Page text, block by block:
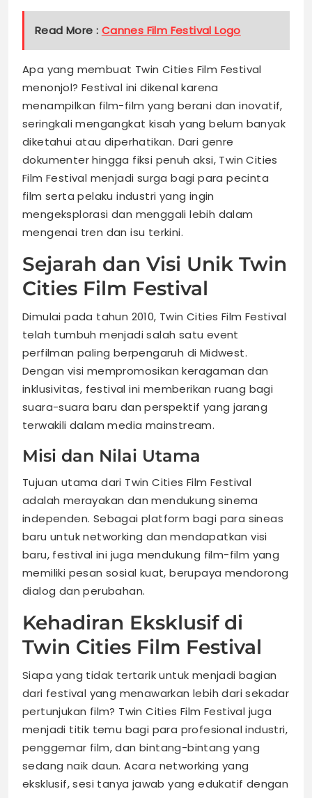
Read More : Cannes Film Festival Logo
Apa yang membuat Twin Cities Film Festival
menonjol? Festival ini dikenal karena
menampilkan film-film yang berani dan inovatif,
seringkali mengangkat kisah yang belum banyak
diketahui atau diperhatikan. Dari genre
dokumenter hingga fiksi penuh aksi, Twin Cities
Film Festival menjadi surga bagi para pecinta
film serta pelaku industri yang ingin
mengeksplorasi dan menggali lebih dalam
mengenai tren dan isu terkini.
Sejarah dan Visi Unik Twin
Cities Film Festival
Dimulai pada tahun 2010, Twin Cities Film Festival
telah tumbuh menjadi salah satu event
perfilman paling berpengaruh di Midwest.
Dengan visi mempromosikan keragaman dan
inklusivitas, festival ini memberikan ruang bagi
suara-suara baru dan perspektif yang jarang
terwakili dalam media mainstream.
Misi dan Nilai Utama
Tujuan utama dari Twin Cities Film Festival
adalah merayakan dan mendukung sinema
independen. Sebagai platform bagi para sineas
baru untuk networking dan mendapatkan visi
baru, festival ini juga mendukung film-film yang
memiliki pesan sosial kuat, berupaya mendorong
dialog dan perubahan.
Kehadiran Eksklusif di
Twin Cities Film Festival
Siapa yang tidak tertarik untuk menjadi bagian
dari festival yang menawarkan lebih dari sekadar
pertunjukan film? Twin Cities Film Festival juga
menjadi titik temu bagi para profesional industri,
penggemar film, dan bintang-bintang yang
sedang naik daun. Acara networking yang
eksklusif, sesi tanya jawab yang edukatif dengan